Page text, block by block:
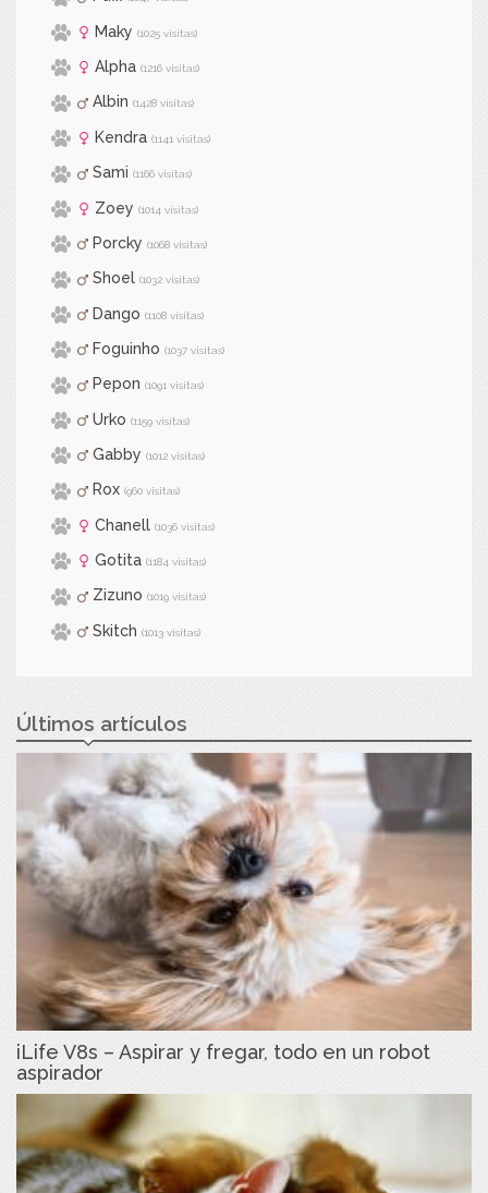
Maky (1025 visitas)
Alpha (1216 visitas)
Albin (1428 visitas)
Kendra (1141 visitas)
Sami (1166 visitas)
Zoey (1014 visitas)
Porcky (1068 visitas)
Shoel (1032 visitas)
Dango (1108 visitas)
Foguinho (1037 visitas)
Pepon (1091 visitas)
Urko (1159 visitas)
Gabby (1012 visitas)
Rox (960 visitas)
Chanell (1036 visitas)
Gotita (1184 visitas)
Zizuno (1019 visitas)
Skitch (1013 visitas)
Últimos artículos
iLife V8s – Aspirar y fregar, todo en un robot
aspirador